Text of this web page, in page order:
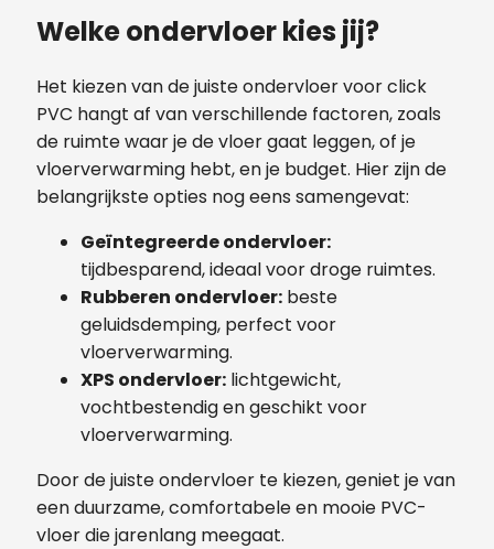
Welke ondervloer kies jij?
Het kiezen van de juiste ondervloer voor click
PVC hangt af van verschillende factoren, zoals
de ruimte waar je de vloer gaat leggen, of je
vloerverwarming hebt, en je budget. Hier zijn de
belangrijkste opties nog eens samengevat:
Geïntegreerde ondervloer:
tijdbesparend, ideaal voor droge ruimtes.
Rubberen ondervloer: beste
geluidsdemping, perfect voor
vloerverwarming.
XPS ondervloer: lichtgewicht,
vochtbestendig en geschikt voor
vloerverwarming.
Door de juiste ondervloer te kiezen, geniet je van
een duurzame, comfortabele en mooie PVC-
vloer die jarenlang meegaat.